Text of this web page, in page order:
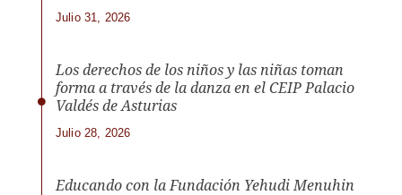
Julio 31, 2026
Los derechos de los niños y las niñas toman
forma a través de la danza en el CEIP Palacio
Valdés de Asturias
Julio 28, 2026
Educando con la Fundación Yehudi Menuhin